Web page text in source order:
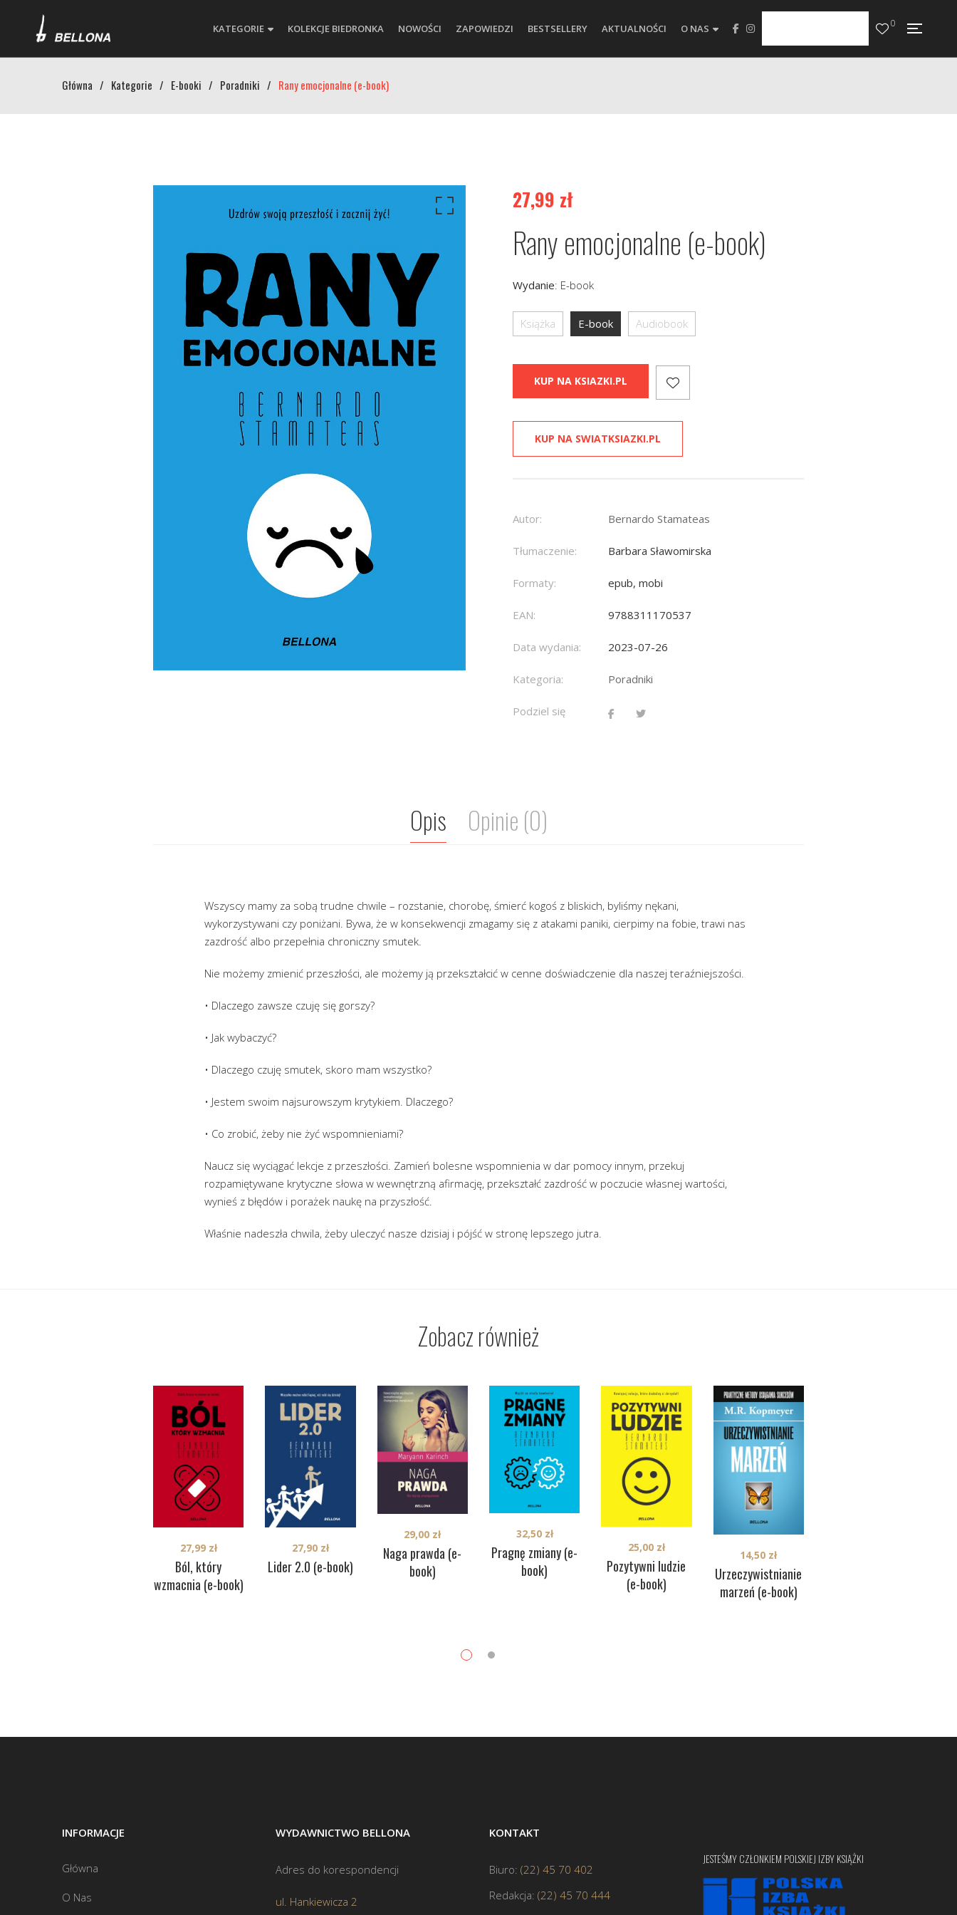
KATEGORIE KOLEKCJE BIEDRONKA NOWOŚCI ZAPOWIEDZI BESTSELLERY AKTUALNOŚCI O NAS 0
Główna / Kategorie / E-booki / Poradniki / Rany emocjonalne (e-book)
27,99 zł
Rany emocjonalne (e-book)
Wydanie: E-book
Książka E-book Audiobook
KUP NA KSIAZKI.PL
KUP NA SWIATKSIAZKI.PL
Autor: Bernardo Stamateas
Tłumaczenie: Barbara Sławomirska
Formaty: epub, mobi
EAN: 9788311170537
Data wydania: 2023-07-26
Kategoria: Poradniki
Podziel się
Opis Opinie (0)
Wszyscy mamy za sobą trudne chwile – rozstanie, chorobę, śmierć kogoś z bliskich, byliśmy nękani,
wykorzystywani czy poniżani. Bywa, że w konsekwencji zmagamy się z atakami paniki, cierpimy na fobie, trawi nas
zazdrość albo przepełnia chroniczny smutek.
Nie możemy zmienić przeszłości, ale możemy ją przekształcić w cenne doświadczenie dla naszej teraźniejszości.
• Dlaczego zawsze czuję się gorszy?
• Jak wybaczyć?
• Dlaczego czuję smutek, skoro mam wszystko?
• Jestem swoim najsurowszym krytykiem. Dlaczego?
• Co zrobić, żeby nie żyć wspomnieniami?
Naucz się wyciągać lekcje z przeszłości. Zamień bolesne wspomnienia w dar pomocy innym, przekuj
rozpamiętywane krytyczne słowa w wewnętrzną afirmację, przekształć zazdrość w poczucie własnej wartości,
wynieś z błędów i porażek naukę na przyszłość.
Właśnie nadeszła chwila, żeby uleczyć nasze dzisiaj i pójść w stronę lepszego jutra.
Zobacz również
Ból, który
wzmacnia (e-book)
27,99 zł
Lider 2.0 (e-book)
27,90 zł
Naga prawda (e-
book)
29,00 zł
Pragnę zmiany (e-
book)
32,50 zł
Pozytywni ludzie
(e-book)
25,00 zł
Urzeczywistnianie
marzeń (e-book)
14,50 zł
INFORMACJE
Główna
O Nas
WYDAWNICTWO BELLONA
Adres do korespondencji
ul. Hankiewicza 2
KONTAKT
Biuro: (22) 45 70 402
Redakcja: (22) 45 70 444
JESTEŚMY CZŁONKIEM POLSKIEJ IZBY KSIĄŻKI